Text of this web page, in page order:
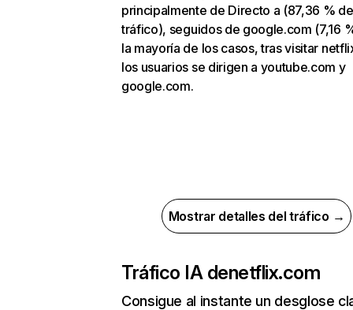
principalmente de Directo a (87,36 % de
tráfico), seguidos de google.com (7,16
la mayoría de los casos, tras visitar
los usuarios se dirigen a youtube.com y
google.com.
Mostrar detalles del tráfico →
Tráfico IA denetflix.com
Consigue al instante un desglose